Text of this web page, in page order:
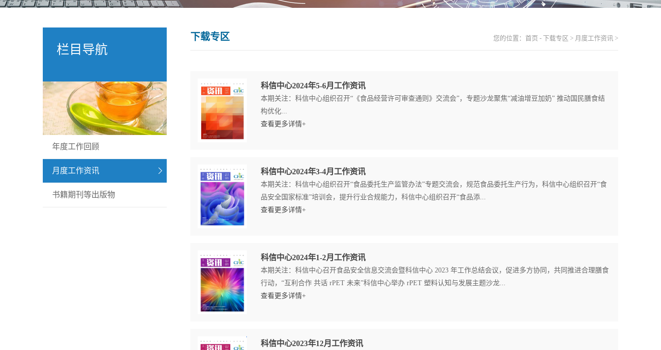
栏目导航
年度工作回顾
月度工作资讯
书籍期刊等出版物
您的位置： 首页 - 下载专区 > 月度工作资讯 >
下载专区
科信中心2024年5-6月工作资讯
本期关注：科信中心组织召开“《食品经营许可审查通则》交流会”，专题沙龙聚焦“减油增豆加奶” 推动国民膳食结
构优化...
查看更多详情+
科信中心2024年3-4月工作资讯
本期关注：科信中心组织召开“食品委托生产监管办法”专题交流会，规范食品委托生产行为，科信中心组织召开“食
品安全国家标准”培训会，提升行业合规能力，科信中心组织召开“食品添...
查看更多详情+
科信中心2024年1-2月工作资讯
本期关注：科信中心召开食品安全信息交流会暨科信中心 2023 年工作总结会议，促进多方协同，共同推进合理膳食
行动，“互利合作 共话 rPET 未来”科信中心举办 rPET 塑料认知与发展主题沙龙...
查看更多详情+
科信中心2023年12月工作资讯